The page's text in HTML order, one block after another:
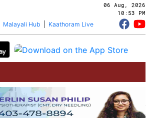
06 Aug, 2026
10:53 PM
Malayali Hub Kaathoram Live